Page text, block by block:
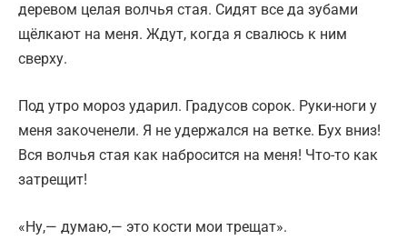
деревом целая волчья стая. Сидят все да зубами
щёлкают на меня. Ждут, когда я свалюсь к ним
сверху.
Под утро мороз ударил. Градусов сорок. Руки-ноги у
меня закоченели. Я не удержался на ветке. Бух вниз!
Вся волчья стая как набросится на меня! Что-то как
затрещит!
«Ну,— думаю,— это кости мои трещат».